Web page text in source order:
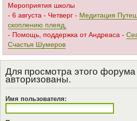
Мероприятия школы
- 6 августа - Четверг - Медитация
скоплению плеяд,
- Помощь, поддержка от Андреаса -
Счастья Шумеров
Для просмотра этого
авторизованы.
Имя пользователя: